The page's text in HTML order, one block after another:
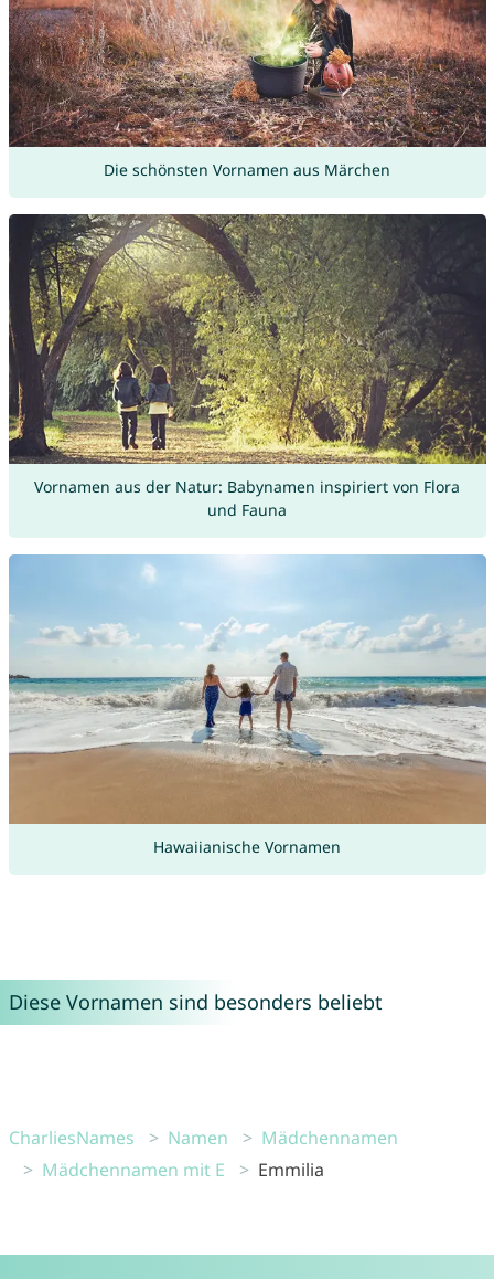
Die schönsten Vornamen aus Märchen
Vornamen aus der Natur: Babynamen inspiriert von Flora
und Fauna
Hawaiianische Vornamen
Diese Vornamen sind besonders beliebt
CharliesNames Namen
Mädchennamen
Mädchennamen mit E
Emmilia